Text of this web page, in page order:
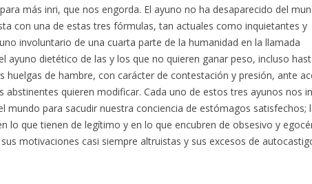
más inri, que nos engorda. El ayuno no ha desaparecido del
con una de estas tres fórmulas, tan actuales como inquietantes y
involuntario de una cuarta parte de la humanidad en la llamada
ayuno dietético de las y los que no quieren ganar peso, incluso
huelgas de hambre, con carácter de contestación y presión, ante
abstinentes quieren modificar. Cada uno de estos tres ayunos nos
mundo para sacudir nuestra conciencia de estómagos satisfechos;
lo que tienen de legítimo y en lo que encubren de obsesivo y
motivaciones casi siempre altruistas y sus excesos de